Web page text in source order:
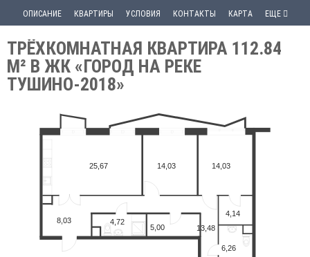
ОПИСАНИЕ КВАРТИРЫ УСЛОВИЯ КОНТАКТЫ КАРТА ЕЩЕ
ТРЁХКОМНАТНАЯ КВАРТИРА 112.84
М² В ЖК «ГОРОД НА РЕКЕ
ТУШИНО-2018»